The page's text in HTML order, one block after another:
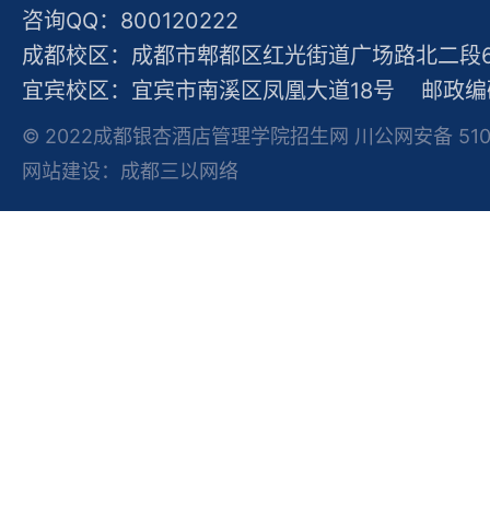
咨询QQ：800120222
成都校区：成都市郫都区红光街道广场路北二
宜宾校区：宜宾市南溪区凤凰大道18号 邮政
© 2022成都银杏酒店管理学院招生网 川公网安备
网站建设：成都三以网络